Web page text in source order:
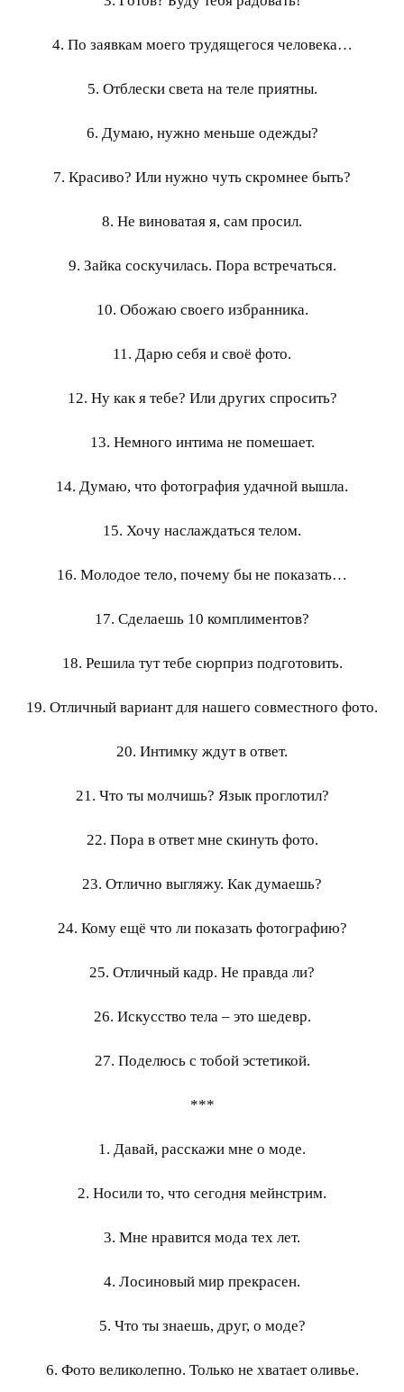
4. По заявкам моего трудящегося человека…
5. Отблески света на теле приятны.
6. Думаю, нужно меньше одежды?
7. Красиво? Или нужно чуть скромнее быть?
8. Не виноватая я, сам просил.
9. Зайка соскучилась. Пора встречаться.
10. Обожаю своего избранника.
11. Дарю себя и своё фото.
12. Ну как я тебе? Или других спросить?
13. Немного интима не помешает.
14. Думаю, что фотография удачной вышла.
15. Хочу наслаждаться телом.
16. Молодое тело, почему бы не показать…
17. Сделаешь 10 комплиментов?
18. Решила тут тебе сюрприз подготовить.
19. Отличный вариант для нашего совместного фото.
20. Интимку ждут в ответ.
21. Что ты молчишь? Язык проглотил?
22. Пора в ответ мне скинуть фото.
23. Отлично выгляжу. Как думаешь?
24. Кому ещё что ли показать фотографию?
25. Отличный кадр. Не правда ли?
26. Искусство тела – это шедевр.
27. Поделюсь с тобой эстетикой.
***
1. Давай, расскажи мне о моде.
2. Носили то, что сегодня мейнстрим.
3. Мне нравится мода тех лет.
4. Лосиновый мир прекрасен.
5. Что ты знаешь, друг, о моде?
6. Фото великолепно. Только не хватает оливье.